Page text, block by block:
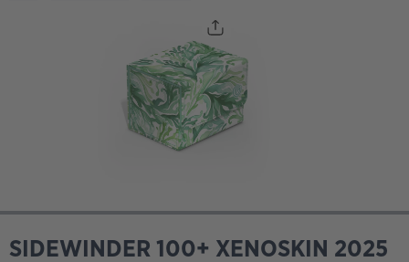
SIDEWINDER 100+ XENOSKIN 2025